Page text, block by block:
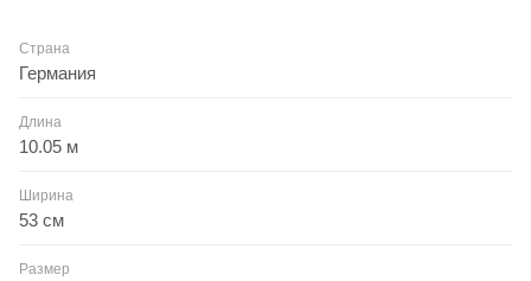
Страна
Германия
Длина
10.05 м
Ширина
53 см
Размер